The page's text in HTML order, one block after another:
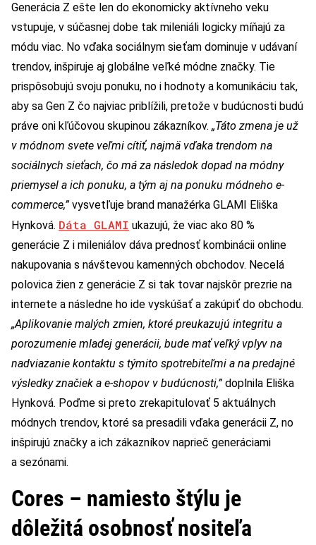
Generácia Z ešte len do ekonomicky aktívneho veku
vstupuje, v súčasnej dobe tak mileniáli logicky míňajú za
módu viac. No vďaka sociálnym sieťam dominuje v udávaní
trendov, inšpiruje aj globálne veľké módne značky. Tie
prispôsobujú svoju ponuku, no i hodnoty a komunikáciu tak,
aby sa Gen Z čo najviac priblížili, pretože v budúcnosti budú
práve oni kľúčovou skupinou zákazníkov. „Táto zmena je už
v módnom svete veľmi cítiť, najmä vďaka trendom na
sociálnych sieťach, čo má za následok dopad na módny
priemysel a ich ponuku, a tým aj na ponuku módneho e-
commerce,”vysvetľuje brand manažérka GLAMI Eliška
Hynková. Dáta GLAMI ukazujú, že viac ako 80 %
generácie Z i mileniálov dáva prednosť kombinácii online
nakupovania s návštevou kamenných obchodov. Necelá
polovica žien z generácie Z si tak tovar najskôr prezrie na
internete a následne ho ide vyskúšať a zakúpiť do obchodu.
„Aplikovanie malých zmien, ktoré preukazujú integritu a
porozumenie mladej generácii, bude mať veľký vplyv na
nadviazanie kontaktu s týmito spotrebiteľmi a na predajné
výsledky značiek a e-shopov v budúcnosti,”doplnila Eliška
Hynková. Poďme si preto zrekapitulovať 5 aktuálnych
módnych trendov, ktoré sa presadili vďaka generácii Z, no
inšpirujú značky a ich zákazníkov naprieč generáciami
a sezónami.
Cores – namiesto štýlu je
dôležitá osobnosť nositeľa